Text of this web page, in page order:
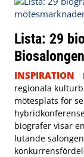
Lista: 29
INSPIRATION
regionala
mötesplats för
biografer visar
lutande